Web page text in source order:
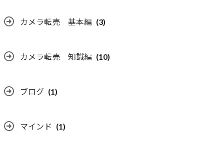
カメラ転売 基本編 (3)
カメラ転売 知識編 (10)
ブログ (1)
マインド (1)